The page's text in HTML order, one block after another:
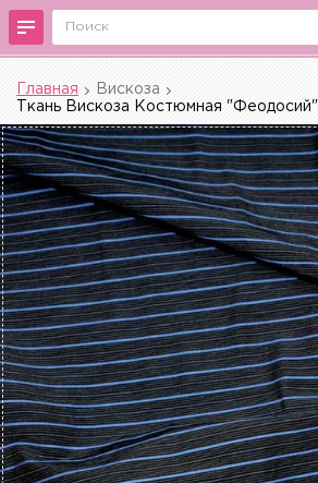
Главная
Вискоза
Ткань Вискоза Костюмная "Феодосий"